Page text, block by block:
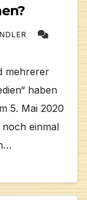
mehrerer
haben
5. Mai 2020
einmal